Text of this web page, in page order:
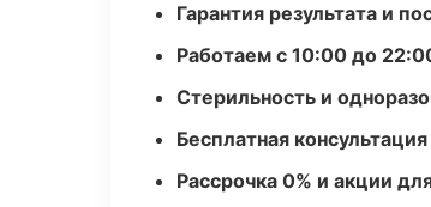
Гарантия результата и
Работаем с 10:00 до
Стерильность и
Бесплатная
Рассрочка 0% и акции